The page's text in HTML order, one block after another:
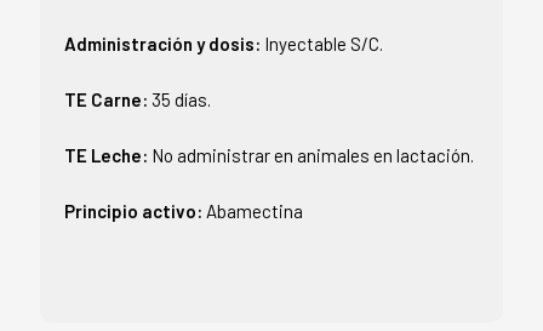
Administración y dosis: Inyectable S/C.
TE Carne: 35 días.
TE Leche: No administrar en animales en lactación.
Principio activo: Abamectina